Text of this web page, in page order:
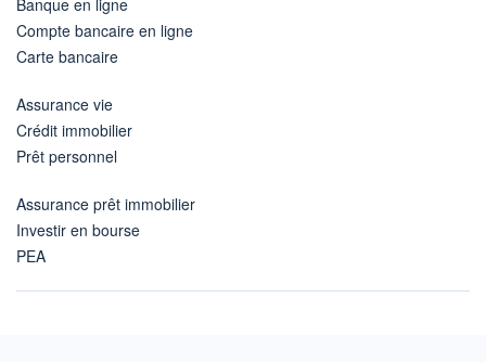
Banque en ligne
Compte bancaire en ligne
Carte bancaire
Assurance vie
Crédit immobilier
Prêt personnel
Assurance prêt immobilier
Investir en bourse
PEA